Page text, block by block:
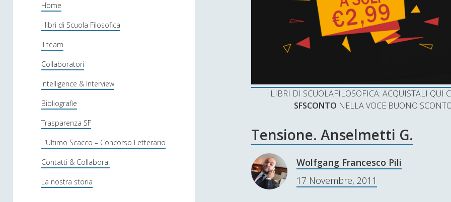
o
l
a
f
i
l
o
s
o
f
Home
I libri di Scuola Filosofica
Il team
Collaboratori
Intelligence & Interview
Bibliografie
Trasparenza SF
L’Ultimo Scacco – Concorso Letterario
Contatti & Collabora!
La nostra storia
I LIBRI DI SCUOLAFILOSOFICA: ACQUISTALI
SFSCONTO NELLA VOCE BUONO
Tensione. Anselmetti G.
Wolfgang Francesco Pili
17 Novembre, 2011